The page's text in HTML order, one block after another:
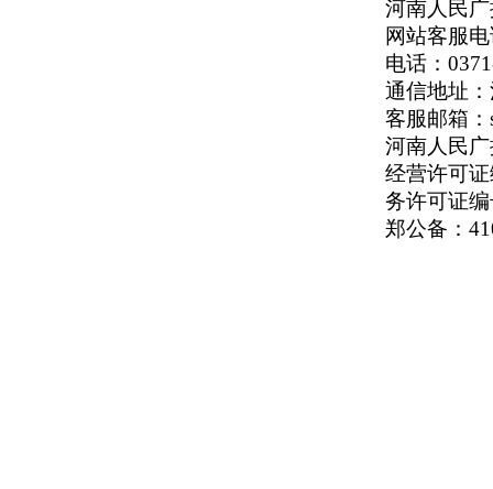
河南人民
网站客服
电话：
通信地址：
客服邮箱：
河南人民
经营许可
务许可证
郑公备：